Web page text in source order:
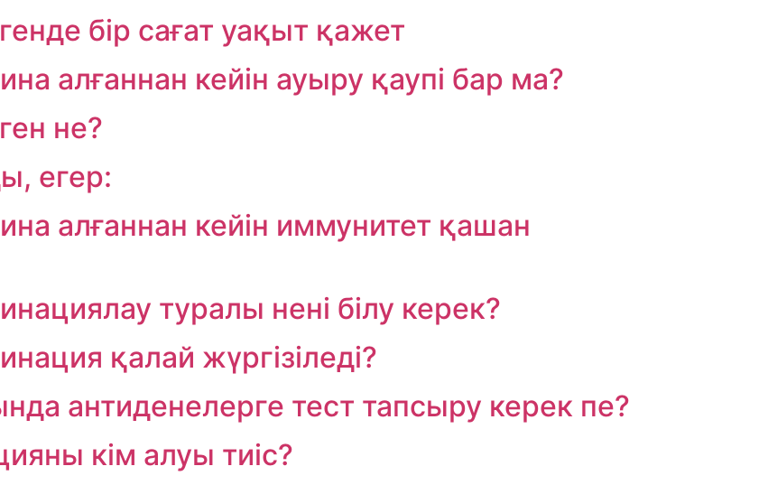
бір сағат уақыт қажет
алғаннан кейін ауыру қаупі бар ма?
не?
егер:
алғаннан кейін иммунитет қашан
туралы нені білу керек?
қалай жүргізіледі?
антиденелерге тест тапсыру керек пе?
кім алуы тиіс?